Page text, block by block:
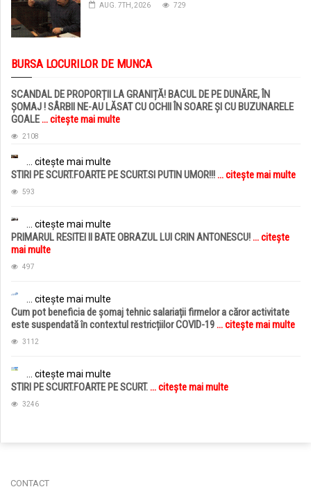
AUG. 7TH, 2026 729
BURSA LOCURILOR DE MUNCA
SCANDAL DE PROPORȚII LA GRANIȚĂ! BACUL DE PE DUNĂRE, ÎN
ȘOMAJ ! SÂRBII NE-AU LĂSAT CU OCHII ÎN SOARE ȘI CU BUZUNARELE
GOALE... citește mai multe
2108
... citește mai multe
STIRI PE SCURT.FOARTE PE SCURT.SI PUTIN UMOR!!!... citește mai multe
593
... citește mai multe
PRIMARUL RESITEI II BATE OBRAZUL LUI CRIN ANTONESCU!... citește
mai multe
497
... citește mai multe
Cum pot beneficia de șomaj tehnic salariații firmelor a căror activitate
este suspendată în contextul restricțiilor COVID-19... citește mai multe
3112
... citește mai multe
STIRI PE SCURT.FOARTE PE SCURT.... citește mai multe
3246
CONTACT